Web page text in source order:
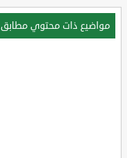
مواضيع ذات محتوي مطابق